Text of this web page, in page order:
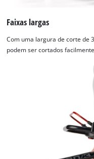
This
to
Faixas largas
Com uma largura de corte de
podem ser cortados